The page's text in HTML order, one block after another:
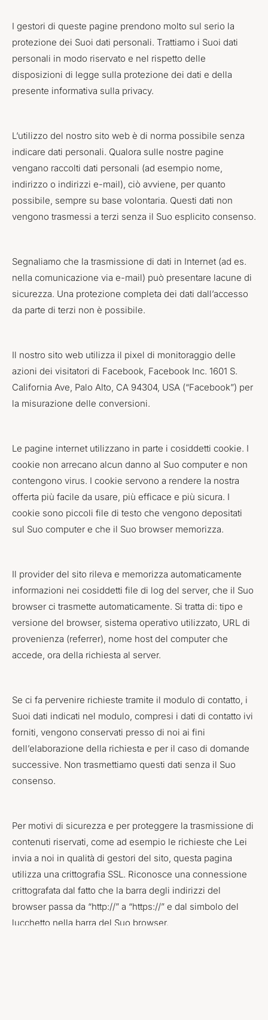
I gestori di queste pagine prendono molto sul serio la
protezione dei Suoi dati personali. Trattiamo i Suoi dati
personali in modo riservato e nel rispetto delle
disposizioni di legge sulla protezione dei dati e della
presente informativa sulla privacy.
L’utilizzo del nostro sito web è di norma possibile senza
indicare dati personali. Qualora sulle nostre pagine
vengano raccolti dati personali (ad esempio nome,
indirizzo o indirizzi e-mail), ciò avviene, per quanto
possibile, sempre su base volontaria. Questi dati non
vengono trasmessi a terzi senza il Suo esplicito consenso.
Segnaliamo che la trasmissione di dati in Internet (ad es.
nella comunicazione via e-mail) può presentare lacune di
sicurezza. Una protezione completa dei dati dall’accesso
da parte di terzi non è possibile.
Il nostro sito web utilizza il pixel di monitoraggio delle
azioni dei visitatori di Facebook, Facebook Inc. 1601 S.
California Ave, Palo Alto, CA 94304, USA (“Facebook”) per
la misurazione delle conversioni.
Le pagine internet utilizzano in parte i cosiddetti cookie. I
cookie non arrecano alcun danno al Suo computer e non
contengono virus. I cookie servono a rendere la nostra
offerta più facile da usare, più efficace e più sicura. I
cookie sono piccoli file di testo che vengono depositati
sul Suo computer e che il Suo browser memorizza.
Il provider del sito rileva e memorizza automaticamente
informazioni nei cosiddetti file di log del server, che il Suo
browser ci trasmette automaticamente. Si tratta di: tipo e
versione del browser, sistema operativo utilizzato, URL di
provenienza (referrer), nome host del computer che
accede, ora della richiesta al server.
Se ci fa pervenire richieste tramite il modulo di contatto, i
Suoi dati indicati nel modulo, compresi i dati di contatto ivi
forniti, vengono conservati presso di noi ai fini
dell’elaborazione della richiesta e per il caso di domande
successive. Non trasmettiamo questi dati senza il Suo
consenso.
Per motivi di sicurezza e per proteggere la trasmissione di
contenuti riservati, come ad esempio le richieste che Lei
invia a noi in qualità di gestori del sito, questa pagina
utilizza una crittografia SSL. Riconosce una connessione
crittografata dal fatto che la barra degli indirizzi del
browser passa da “http://” a “https://” e dal simbolo del
lucchetto nella barra del Suo browser.